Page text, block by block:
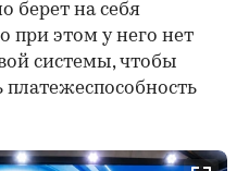
берет на себя
при этом у него нет
системы, чтобы